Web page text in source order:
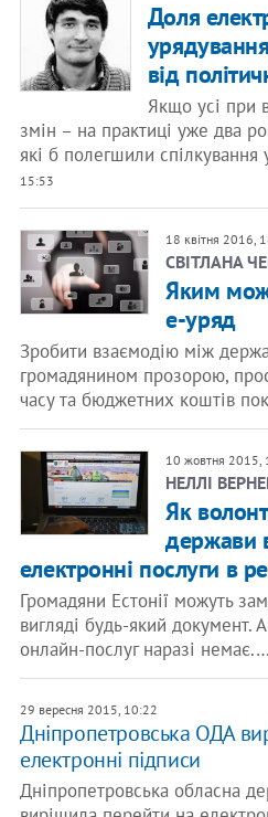
Доля
від
Якщо усі при
змін – на практиці уже два
які б полегшили спілкування
15:53
18 квітня 2016,
СВІТЛАНА
Яким
е-уряд
Зробити взаємодію між
громадянином прозорою,
часу та бюджетних коштів
10 жовтня 2015,
НЕЛЛІ
Як
держави
електронні послуги в
Громадяни Естонії можуть
вигляді будь-який документ.
онлайн-послуг наразі немає.…
29 вересня 2015, 10:22
Дніпропетровська ОДА
електронні підписи
Дніпропетровська обласна